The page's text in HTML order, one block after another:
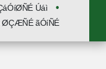
Úáì
ØÇÆÑÉ ãÓíÑÉ